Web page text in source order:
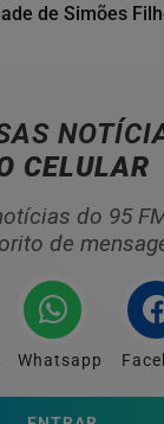
de Simões
CELULAR
do 95
de
Whatsapp